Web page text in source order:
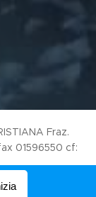
Fraz.
01596550 cf: